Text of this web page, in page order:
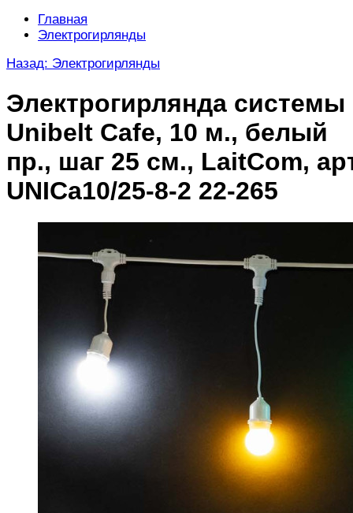
Главная
Электрогирлянды
Назад: Электрогирлянды
Электрогирлянда системы
Unibelt Cafe, 10 м., белый
пр., шаг 25 см., LaitCom,
UNICa10/25-8-2 22-265